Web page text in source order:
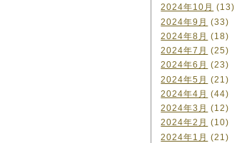
2024年10月 (13)
2024年9月 (33)
2024年8月 (18)
2024年7月 (25)
2024年6月 (23)
2024年5月 (21)
2024年4月 (44)
2024年3月 (12)
2024年2月 (10)
2024年1月 (21)